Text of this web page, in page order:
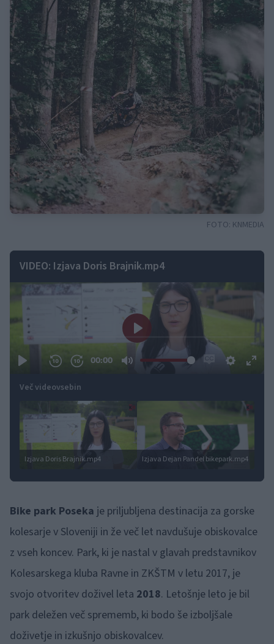
FOTO: KNMEDIA
VIDEO: Izjava Doris Brajnik.mp4
Več videovsebin
Izjava Doris Brajnik.mp4 Izjava Dejan Pandel bikepark.mp4
Bike park Poseka je priljubljena destinacija za gorske
kolesarje v Sloveniji in že več let navdušuje obiskovalce
z vseh koncev. Park, ki je nastal v glavah predstavnikov
Kolesarskega kluba Ravne in ZKŠTM v letu 2017, je
svojo otvoritev doživel leta 2018. Letošnje leto je bil
park deležen več sprememb, ki bodo še izboljšale
doživetje in izkušnjo obiskovalcev.